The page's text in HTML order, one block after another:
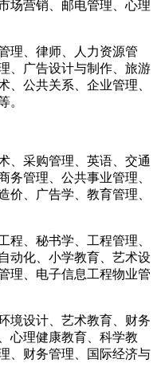
场营销、邮电管理、心理
理、律师、人力资源管
、广告设计与制作、旅游
、公共关系、企业管理、
。
、采购管理、英语、交通
务管理、公共事业管理、
价、广告学、教育管理、
程、秘书学、工程管理、
动化、小学教育、艺术设
理、电子信息工程物业管
境设计、艺术教育、财务
心理健康教育、科学教
、财务管理、国际经济与